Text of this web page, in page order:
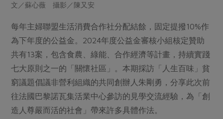
調理食材・點心
調味醬料/南北貨 烘焙
休閒零嘴 沖泡飲品
保健食品
居家好物
美妝保養 個人清潔
湯品．鍋物
漬物
涼拌沙拉
飲品
合作25-精選產品第三彈
更多當季產品
議題活動
主婦聯盟X樂齡網特約優惠案
30%rPET紅烏龍茶
2024農業發展計畫年度報告
減硝酸鹽
非基改運動 支持本土農糧
廢核運動 能源議題
減添加物 減塑減廢
公益金 食農教育
更多議題
自主把關
檢驗報告
硝酸鹽檢驗
社員權益
合作社法規
社務專區
文／蘇心薇 攝影／陳又安
每年主婦聯盟生活消費合作社分配結餘，固定提撥10%作
為下年度的公益金。2024年度公益金審核小組核定贊助
共有13案，包含食農、綠能、合作經濟等計畫，持續實踐
七大原則之一的「關懷社區」。本期採訪「人生百味」貧
窮議題倡議非營利組織的共同創辦人朱剛勇，分享此次前
往法國巴黎諾瓦集活業中心參訪的見學交流經驗，為「創
造人尊嚴而活的社會」帶來許多具體作法。